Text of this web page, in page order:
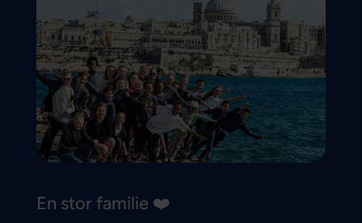
En stor familie ❤️